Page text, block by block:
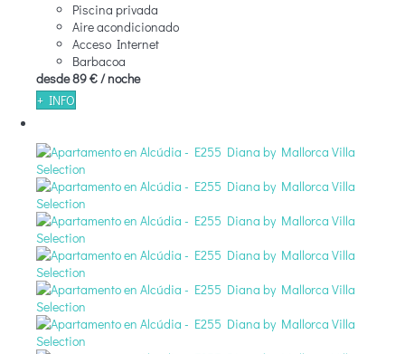
Piscina privada
Aire acondicionado
Acceso Internet
Barbacoa
desde89 €/ noche
+ INFO